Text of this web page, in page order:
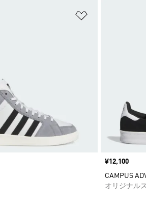
価格
¥12,100
CAMPUS
オリジナルス